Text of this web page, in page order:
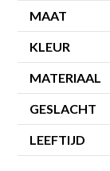
MAAT
KLEUR
MATERIAAL
GESLACHT
LEEFTIJD